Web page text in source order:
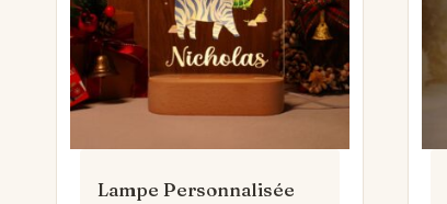
Lampe Personnalisée